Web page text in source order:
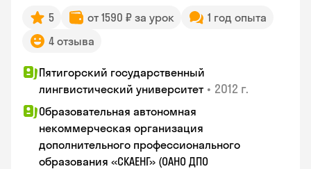
5 от 1590 ₽ за урок
1 год опыта
4 отзыва
Пятигорский государственный
лингвистический университет • 2012 г.
Образовательная автономная
некоммерческая организация
дополнительного профессионального
образования «СКАЕНГ» (ОАНО ДПО